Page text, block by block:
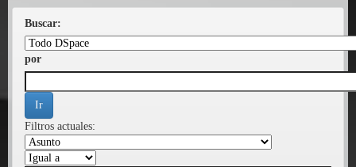
Buscar:
por
Filtros actuales: